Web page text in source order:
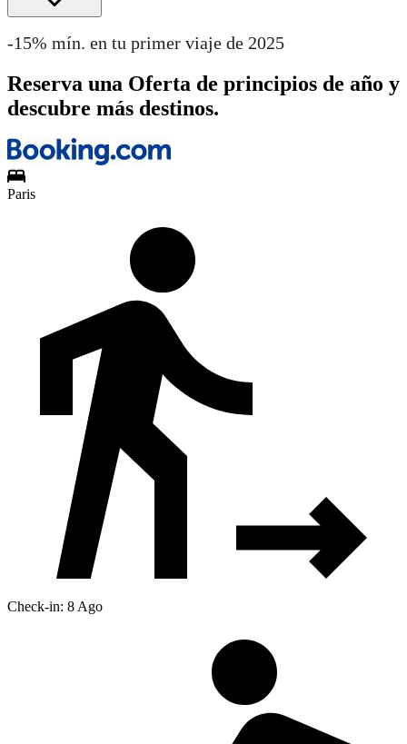
-15% mín. en tu primer viaje de 2025
Reserva una Oferta de principios de año y
descubre más destinos.
Paris
Check-in: 8 Ago